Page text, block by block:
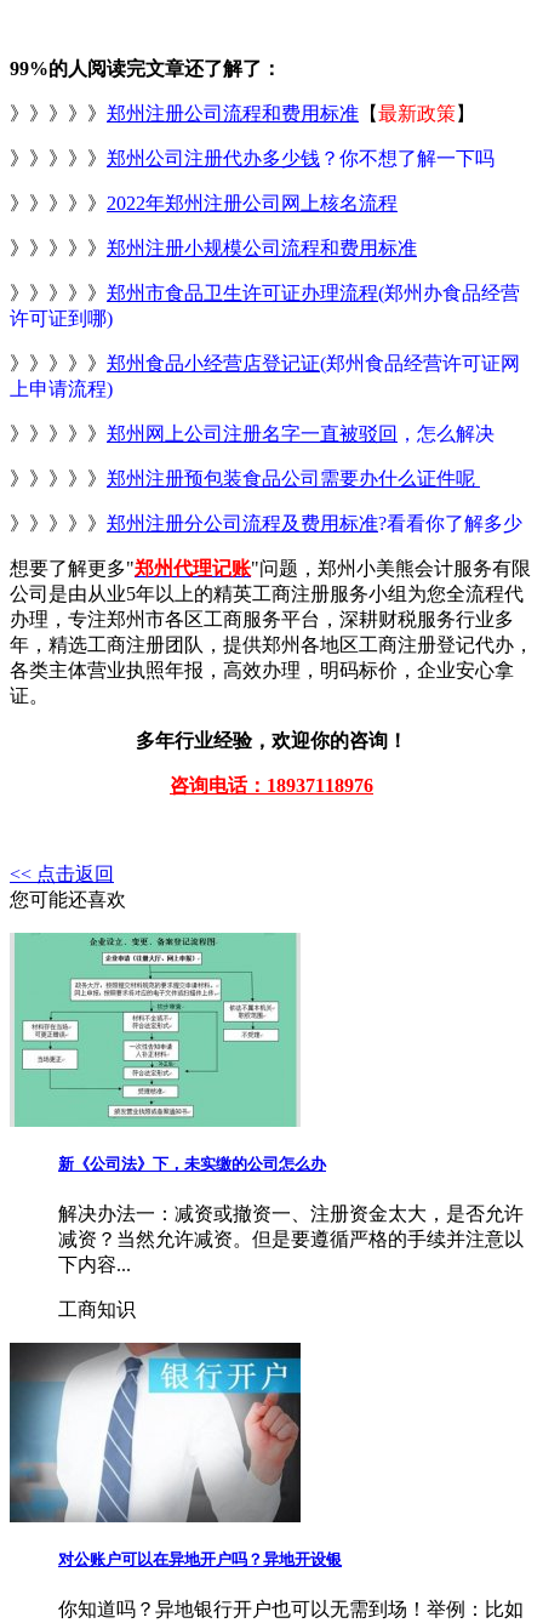
99%的人阅读完文章还了解了：
》》》》》 郑州注册公司流程和费用标准 【最新政策】
》》》》》 郑州公司注册代办多少钱 ？你不想了解一下吗
》》》》》 2022年郑州注册公司网上核名流程
》》》》》 郑州注册小规模公司流程和费用标准
》》》》》 郑州市食品卫生许可证办理流程(郑州办食品经营
许可证到哪)
》》》》》 郑州食品小经营店登记证(郑州食品经营许可证网
上申请流程)
》》》》》 郑州网上公司注册名字一直被驳回 ，怎么解决
》》》》》 郑州注册预包装食品公司需要办什么证件呢
》》》》》 郑州注册分公司流程及费用标准?看看你了解多少
想要了解更多"郑州代理记账"问题，郑州小美熊会计服务有限
公司是由从业5年以上的精英工商注册服务小组为您全流程代
办理，专注郑州市各区工商服务平台，深耕财税服务行业多
年，精选工商注册团队，提供郑州各地区工商注册登记代办，
各类主体营业执照年报，高效办理，明码标价，企业安心拿
证。
多年行业经验，欢迎你的咨询！
咨询电话：18937118976
<< 点击返回
您可能还喜欢
新《公司法》下，未实缴的公司怎么办
解决办法一：减资或撤资一、注册资金太大，是否允许
减资？当然允许减资。但是要遵循严格的手续并注意以
下内容...
工商知识
对公账户可以在异地开户吗？异地开设银
你知道吗？异地银行开户也可以无需到场！举例：比如